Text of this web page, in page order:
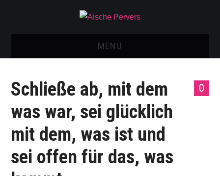
MENU
NEU: AISCHE SHOP!
TELEGRAM GRUPPE
BOOKING / KONTAKT
IMPRESSUM
0
Schließe ab, mit dem
was war, sei glücklich
mit dem, was ist und
sei offen für das, was